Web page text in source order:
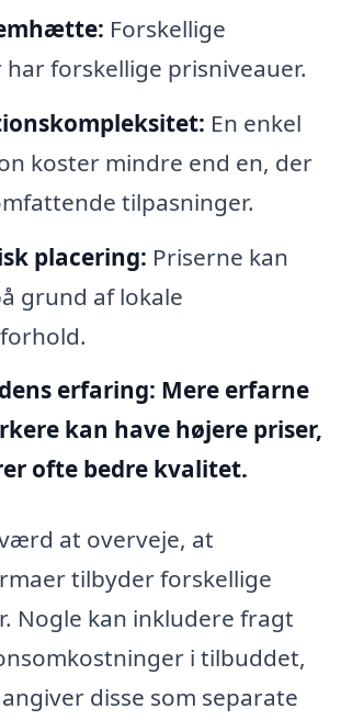
Forskellige
forskellige prisniveauer.
En enkel
koster mindre end en, der
tilpasninger.
placering: Priserne kan
grund af lokale
erfaring: Mere erfarne
kan have højere priser,
ofte bedre kvalitet.
at overveje, at
tilbyder forskellige
Nogle kan inkludere fragt
i tilbuddet,
disse som separate